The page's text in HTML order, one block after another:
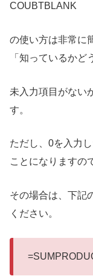
COUBTBLANK
の使い方は非常に
「知っているかど
未入力項目がない
す。
ただし、0を入力
ことになりますの
その場合は、下記
ください。